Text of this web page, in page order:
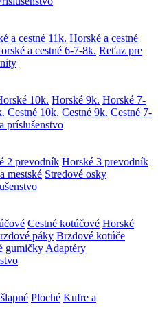
a cestné 11k. Horské a cestné
a cestné 6-7-8k. Reťaz pre
10k. Horské 9k. Horské 7-
Cestné 10k. Cestné 9k. Cestné 7-
príslušenstvo
2 prevodník Horské 3 prevodník
mestské Stredové osky
Cestné kotúčové Horské
páky Brzdové kotúče
gumičkyAdaptéry
Ploché Kufre a